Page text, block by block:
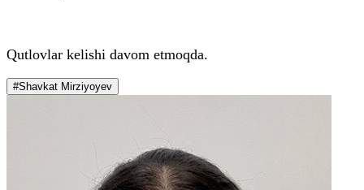
Qutlovlar kelishi davom etmoqda.
#Shavkat Mirziyoyev